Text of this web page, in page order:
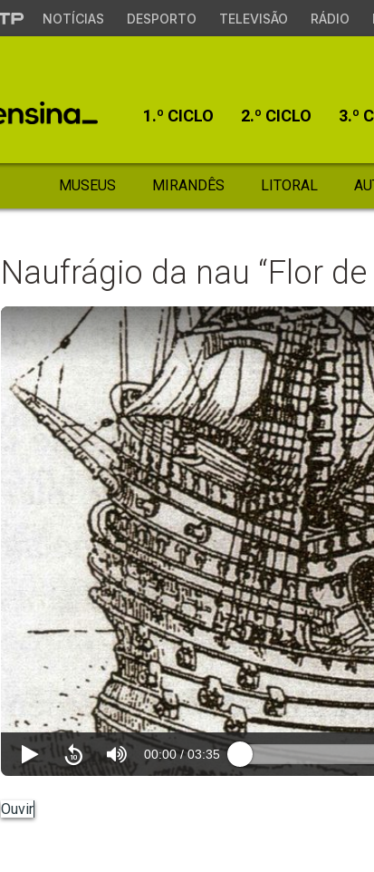
NOTÍCIAS DESPORTO TELEVISÃO RÁDIO
1.º CICLO 2.º CICLO 3.º
MUSEUS MIRANDÊS LITORAL
Naufrágio da nau “Flor
00:00 / 03:35
Ouvir